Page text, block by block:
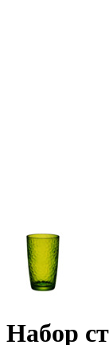
Набор